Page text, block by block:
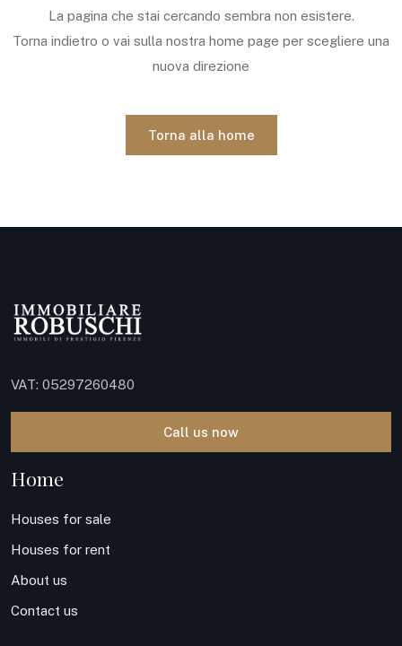
La pagina che stai cercando sembra non esistere.
Torna indietro o vai sulla nostra home page per scegliere una
nuova direzione
Torna alla home
VAT: 05297260480
Call us now
Home
Houses for sale
Houses for rent
About us
Contact us